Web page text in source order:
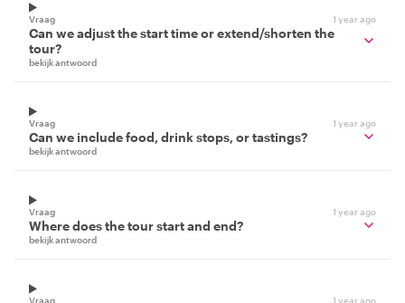
Vraag 1 year ago
Can we adjust the start time or extend/shorten the
tour?
bekijk antwoord
Vraag 1 year ago
Can we include food, drink stops, or tastings?
bekijk antwoord
Vraag 1 year ago
Where does the tour start and end?
bekijk antwoord
Vraag 1 year ago